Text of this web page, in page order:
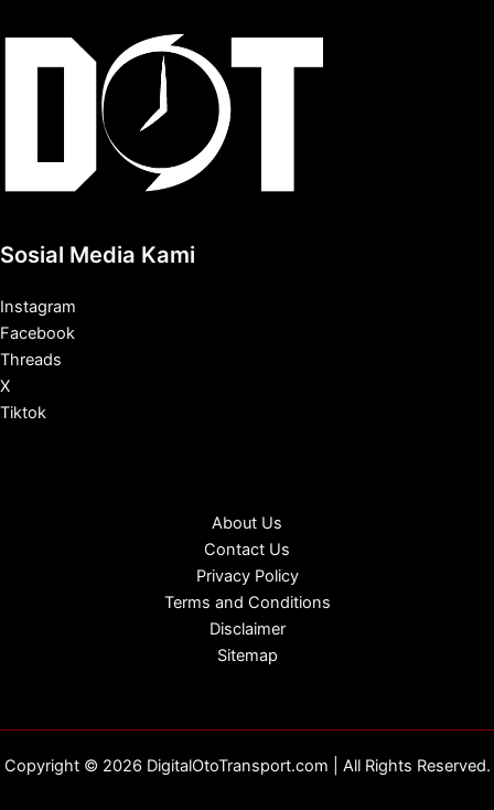
Sosial Media Kami
Instagram
Facebook
Threads
X
Tiktok
About Us
Contact Us
Privacy Policy
Terms and Conditions
Disclaimer
Sitemap
Copyright © 2026 DigitalOtoTransport.com | All Rights Reserved.